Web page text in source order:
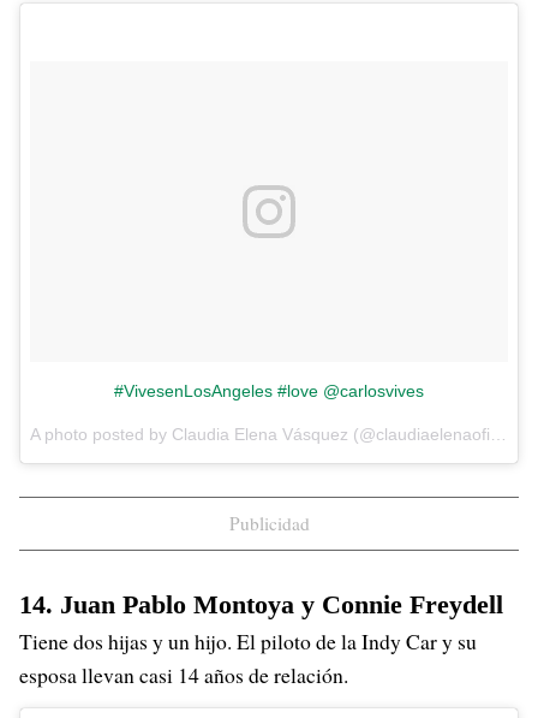
#VivesenLosAngeles #love @carlosvives
Publicidad
14. Juan Pablo Montoya y Connie Freydell
Tiene dos hijas y un hijo. El piloto de la Indy Car y su
esposa llevan casi 14 años de relación.